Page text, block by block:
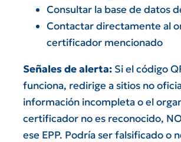
Consultar la base de datos
Contactar directamente al
certificador mencionado
Señales de alerta:Si el código
funciona, redirige a sitios no
información incompleta o el
certificador no es reconocido,
ese EPP. Podría ser falsificado o